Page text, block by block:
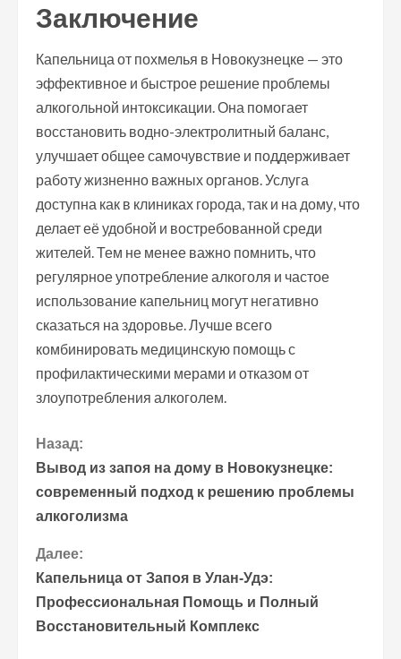
Заключение
Капельница от похмелья в Новокузнецке — это
эффективное и быстрое решение проблемы
алкогольной интоксикации. Она помогает
восстановить водно-электролитный баланс,
улучшает общее самочувствие и поддерживает
работу жизненно важных органов. Услуга
доступна как в клиниках города, так и на дому, что
делает её удобной и востребованной среди
жителей. Тем не менее важно помнить, что
регулярное употребление алкоголя и частое
использование капельниц могут негативно
сказаться на здоровье. Лучше всего
комбинировать медицинскую помощь с
профилактическими мерами и отказом от
злоупотребления алкоголем.
П
р
о
д
о
л
Назад:
Вывод из запоя на дому в Новокузнецке:
современный подход к решению проблемы
алкоголизма
Далее:
Капельница от Запоя в Улан-Удэ:
Профессиональная Помощь и Полный
Восстановительный Комплекс